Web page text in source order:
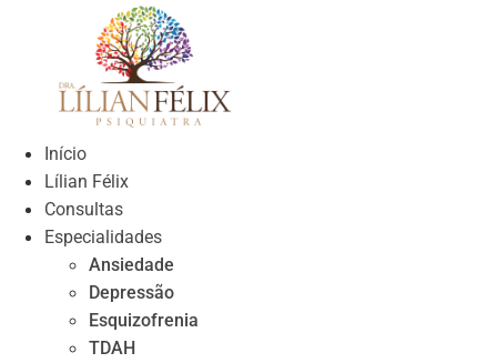
Início
Lílian Félix
Consultas
Especialidades
Ansiedade
Depressão
Esquizofrenia
TDAH